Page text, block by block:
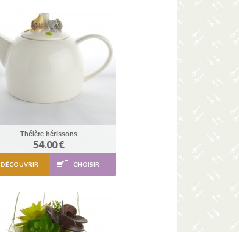
Théière hérissons
54.00 €
DÉCOUVRIR CHOISIR